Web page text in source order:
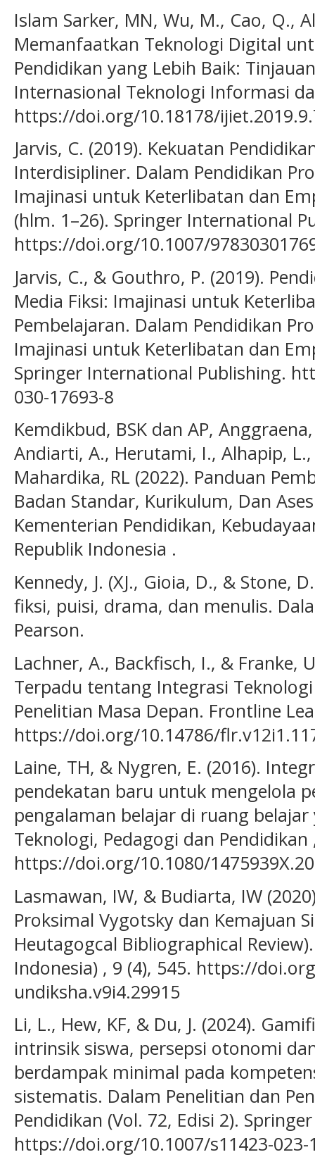
Islam Sarker, MN, Wu, M., Cao, Q.,
Memanfaatkan Teknologi Digital
Pendidikan yang Lebih Baik:
Internasional Teknologi Informasi
https://doi.org/10.18178/
Jarvis, C. (2019). Kekuatan
Interdisipliner. Dalam Pendidikan
Imajinasi untuk Keterlibatan dan
(hlm. 1–26). Springer International
https://doi.org/10.1007/
Jarvis, C., & Gouthro, P. (2019).
Media Fiksi: Imajinasi untuk
Pembelajaran. Dalam Pendidikan
Imajinasi untuk Keterlibatan dan
Springer International Publishing.
030-17693-8
Kemdikbud, BSK dan AP,
Andiarti, A., Herutami, I., Alhapip,
Mahardika, RL (2022). Panduan
Badan Standar, Kurikulum, Dan
Kementerian Pendidikan,
Republik Indonesia .
Kennedy, J. (XJ., Gioia, D., & Stone,
fiksi, puisi, drama, dan menulis.
Pearson.
Lachner, A., Backfisch, I., & Franke,
Terpadu tentang Integrasi
Penelitian Masa Depan. Frontline
https://doi.org/10.14786/
Laine, TH, & Nygren, E. (2016).
pendekatan baru untuk mengelola
pengalaman belajar di ruang
Teknologi, Pedagogi dan Pendidikan
https://doi.org/10.1080/
Lasmawan, IW, & Budiarta, IW
Proksimal Vygotsky dan Kemajuan
Heutagogcal Bibliographical
Indonesia) , 9 (4), 545. https://
undiksha.v9i4.29915
Li, L., Hew, KF, & Du, J. (2024).
intrinsik siswa, persepsi otonomi
berdampak minimal pada
sistematis. Dalam Penelitian dan
Pendidikan (Vol. 72, Edisi 2). Springer
https://doi.org/10.1007/s11423-023-